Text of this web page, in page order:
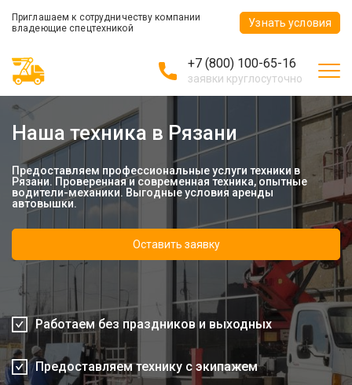
Приглашаем к сотрудничеству компании
владеющие спецтехникой
Узнать условия
+7 (800) 100-65-16
заявки круглосуточно
Наша техника в Рязани
Предоставляем профессиональные услуги техники в
Рязани. Проверенная и современная техника, опытные
водители-механики. Выгодные условия аренды
автовышки.
Оставить заявку
Работаем без праздников и выходных
Предоставляем технику с экипажем